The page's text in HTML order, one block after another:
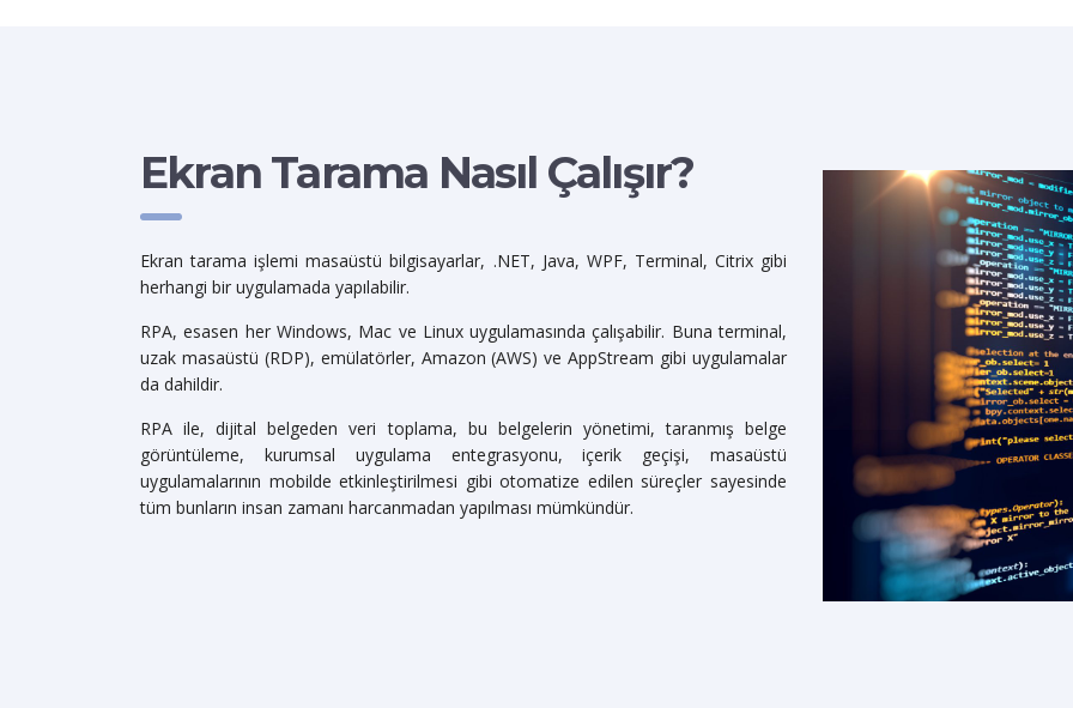
Ekran Tarama Nasıl Çalışır?
Ekran tarama işlemi masaüstü bilgisayarlar, .NET, Java, WPF, Terminal, Citrix gibi
herhangi bir uygulamada yapılabilir.
RPA, esasen her Windows, Mac ve Linux uygulamasında çalışabilir. Buna terminal,
uzak masaüstü (RDP), emülatörler, Amazon (AWS) ve AppStream gibi uygulamalar
da dahildir.
RPA ile, dijital belgeden veri toplama, bu belgelerin yönetimi, taranmış belge
görüntüleme, kurumsal uygulama entegrasyonu, içerik geçişi, masaüstü
uygulamalarının mobilde etkinleştirilmesi gibi otomatize edilen süreçler sayesinde
tüm bunların insan zamanı harcanmadan yapılması mümkündür.